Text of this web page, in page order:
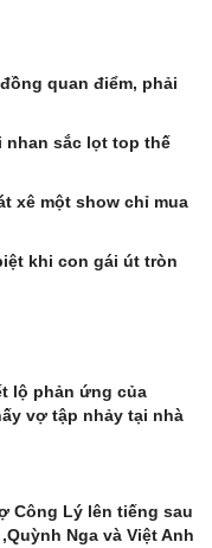
quan điểm, phải
nhan sắc lọt top thế
xê một show chỉ mua
khi con gái út tròn
lộ phản ứng của
vợ tập nhảy tại nhà
Công Lý lên tiếng sau
Nga và Việt Anh